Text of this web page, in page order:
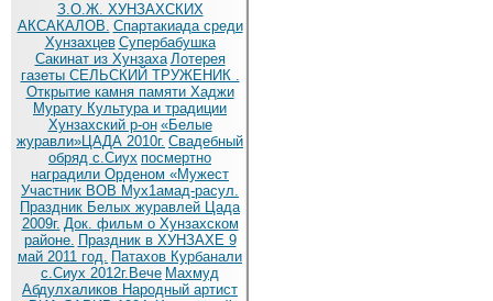
З.О.Ж. ХУНЗАХСКИХ
АКСАКАЛОВ. Спартакиада среди
Хунзахцев Супербабушка
Сакинат из Хунзаха Лотерея
газеты СЕЛЬСКИЙ ТРУЖЕНИК .
Открытие камня памяти Хаджи
Мурату Культура и традиции
Хунзахский р-он «Белые
журавли»ЦАДА 2010г. Cвадебный
обряд c.Сиух посмертно
наградили Орденом «Мужест
Участник ВОВ Мух1амад-расул.
Праздник Белых журавлей Цада
2009г. Док. фильм о Хунзахском
районе. Праздник в ХУНЗАХЕ 9
май 2011 год. Патахов Курбанали
с.Сиух 2012г.Вече Махмуд
Абдулхаликов Народный артист